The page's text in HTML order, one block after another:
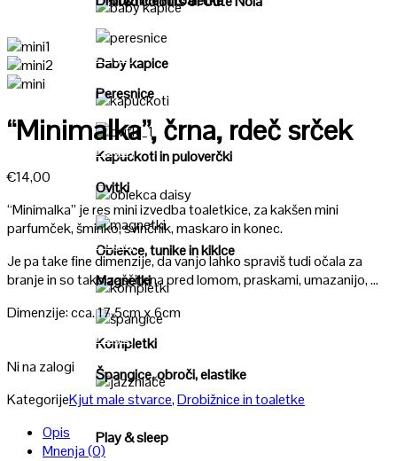
Poglej
Baby kapice
Poglej
Kapuckoti in puloverčki
Poglej
Oblekce, tunike in kiklce
Poglej
Kompletki
Poglej
Play & sleep
Poglej
Peresnice
Poglej
Ovitki
Poglej
Magnetki
Poglej
Špangice, obroči, elastike
“Minimalka”, črna, rdeč srček
€14,00
“Minimalka” je res mini izvedba toaletkice, za kakšen mini
parfumček, šminko, svinčnik, maskaro in konec.
Je pa take fine dimenzije, da vanjo lahko spraviš tudi očala za
branje in so tako zaščitena pred lomom, praskami, umazanijo, …
Dimenzije: cca. 17,5cm x 6cm
Ni na zalogi
KategorijeKjut male stvarce,Drobižnice in toaletke
Opis
Mnenja (0)